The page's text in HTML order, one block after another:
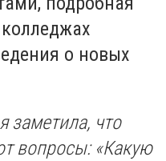
о новых
заметила, что
вопросы: «Какую